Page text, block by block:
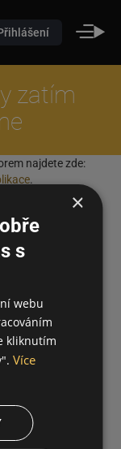
zatím
najdete zde:
.
×
s
webu
kliknutím
Více